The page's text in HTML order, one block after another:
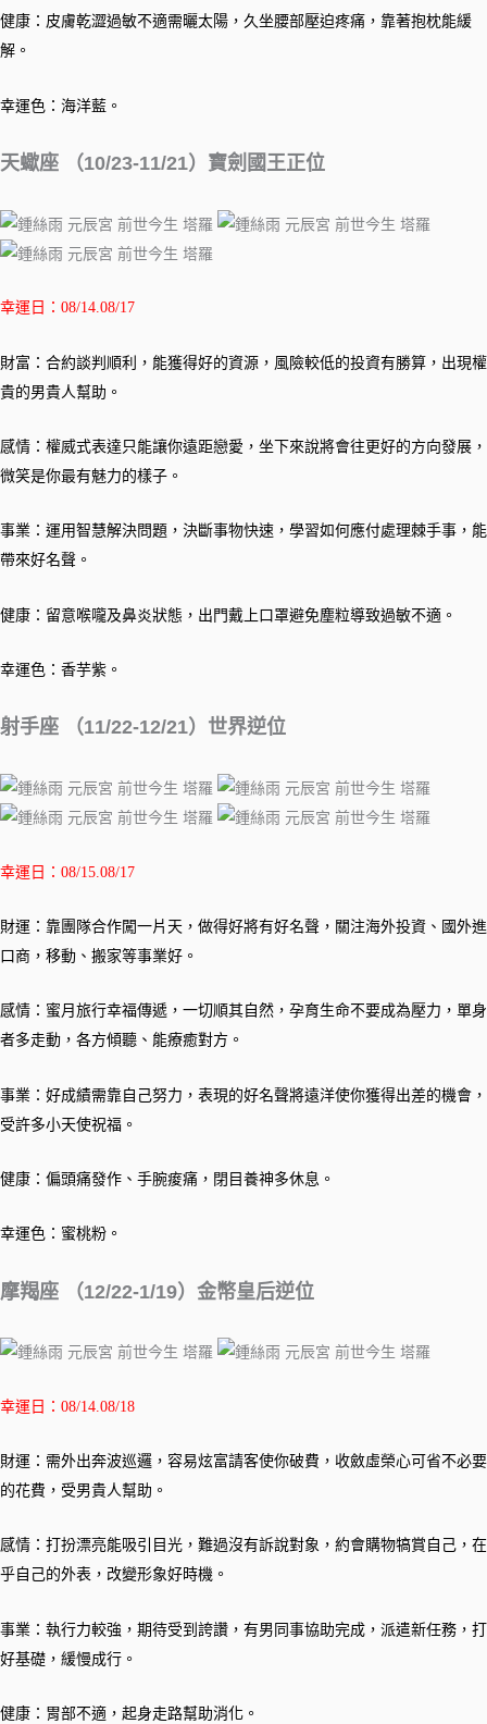
健康：皮膚乾澀過敏不適需曬太陽，久坐腰部壓迫疼痛，靠著抱枕能緩
解。
幸運色：海洋藍。
天蠍座 （10/23-11/21）寶劍國王正位
幸運日：08/14.08/17
財富：合約談判順利，能獲得好的資源，風險較低的投資有勝算，出現權
貴的男貴人幫助。
感情：權威式表達只能讓你遠距戀愛，坐下來說將會往更好的方向發展，
微笑是你最有魅力的樣子。
事業：運用智慧解決問題，決斷事物快速，學習如何應付處理棘手事，能
帶來好名聲。
健康：留意喉嚨及鼻炎狀態，出門戴上口罩避免塵粒導致過敏不適。
幸運色：香芋紫。
射手座 （11/22-12/21）世界逆位
幸運日：08/15.08/17
財運：靠團隊合作闖一片天，做得好將有好名聲，關注海外投資、國外進
口商，移動、搬家等事業好。
感情：蜜月旅行幸福傳遞，一切順其自然，孕育生命不要成為壓力，單身
者多走動，各方傾聽、能療癒對方。
事業：好成績需靠自己努力，表現的好名聲將遠洋使你獲得出差的機會，
受許多小天使祝福。
健康：偏頭痛發作、手腕痠痛，閉目養神多休息。
幸運色：蜜桃粉。
摩羯座 （12/22-1/19）金幣皇后逆位
幸運日：08/14.08/18
財運：需外出奔波巡邏，容易炫富請客使你破費，收斂虛榮心可省不必要
的花費，受男貴人幫助。
感情：打扮漂亮能吸引目光，難過沒有訴說對象，約會購物犒賞自己，在
乎自己的外表，改變形象好時機。
事業：執行力較強，期待受到誇讚，有男同事協助完成，派遣新任務，打
好基礎，緩慢成行。
健康：胃部不適，起身走路幫助消化。